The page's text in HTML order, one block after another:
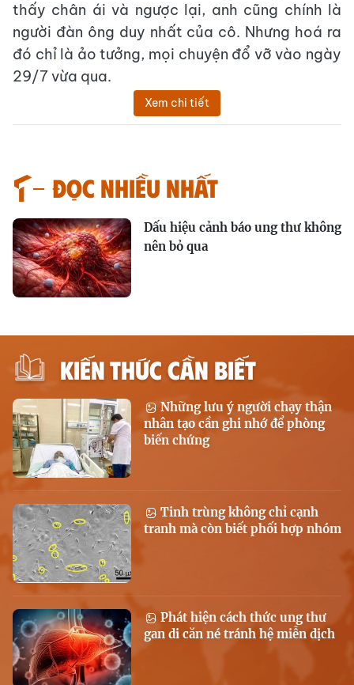
thấy chân ái và ngược lại, anh cũng chính là
người đàn ông duy nhất của cô. Nhưng hoá ra
đó chỉ là ảo tưởng, mọi chuyện đổ vỡ vào ngày
29/7 vừa qua.
Xem chi tiết
Đọc nhiều nhất
Dấu hiệu cảnh báo ung thư không
nên bỏ qua
KIẾN THỨC CẦN BIẾT
Những lưu ý người chạy thận
nhân tạo cần ghi nhớ để phòng
biến chứng
Tinh trùng không chỉ cạnh
tranh mà còn biết phối hợp nhóm
Phát hiện cách thức ung thư
gan di căn né tránh hệ miễn dịch